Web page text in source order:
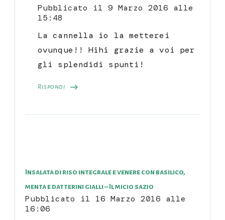
Pubblicato il 9 Marzo 2016 alle
15:48
Rispondi
La cannella io la metterei
ovunque!! Hihi grazie a voi per
gli splendidi spunti!
Insalata di riso integrale e venere con basilico,
menta e datterini gialli – Il micio sazio
Pubblicato il 16 Marzo 2016 alle
16:06